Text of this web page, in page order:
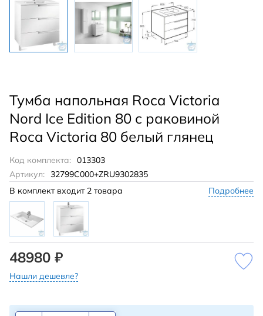
Тумба напольная Roca Victoria
Nord Ice Edition 80 с раковиной
Roca Victoria 80 белый глянец
Код комплекта: 013303
Артикул: 32799C000+ZRU9302835
В комплект входит 2 товара Подробнее
48980 ₽
Нашли дешевле?